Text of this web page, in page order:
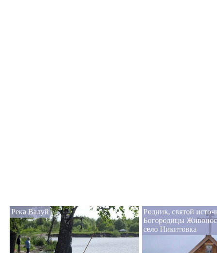
Река Валуй
Родник, святой
Богородицы
село Никитовка